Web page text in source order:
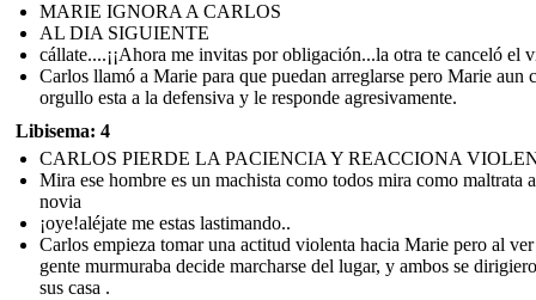
MARIE IGNORA A CARLOS
AL DIA SIGUIENTE
cállate....¡¡Ahora me invitas por obligación...la otra te canceló el
Carlos llamó a Marie para que puedan arreglarse pero Marie aun
orgullo esta a la defensiva y le responde agresivamente.
Libisema: 4
CARLOS PIERDE LA PACIENCIA Y REACCIONA
Mira ese hombre es un machista como todos mira como maltrata
novia
¡oye!aléjate me estas lastimando..
Carlos empieza tomar una actitud violenta hacia Marie pero al
gente murmuraba decide marcharse del lugar, y ambos se
sus casa .